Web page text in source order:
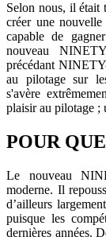
Selon nous, il
créer une
capable de
nouveau
précédant
au pilotage sur
s'avère
plaisir au pilotage ;
POUR
Le nouveau
moderne. Il
d’ailleurs
puisque les
dernières années.